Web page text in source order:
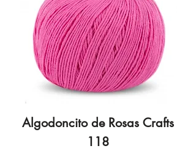
Algodoncito de Rosas Crafts
118